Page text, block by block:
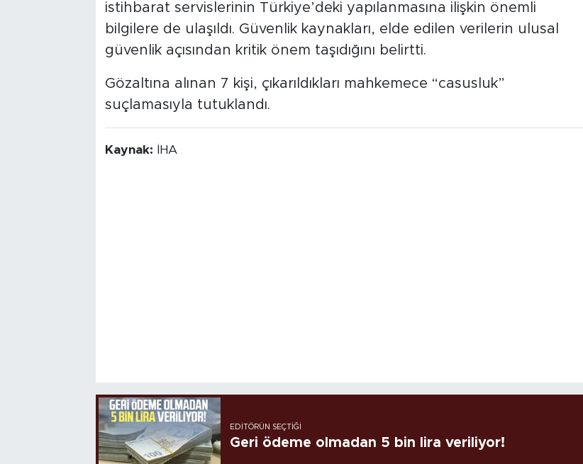
istihbarat servislerinin Türkiye’deki yapılanmasına ilişkin önemli
bilgilere de ulaşıldı. Güvenlik kaynakları, elde edilen verilerin ulusal
güvenlik açısından kritik önem taşıdığını belirtti.
Gözaltına alınan 7 kişi, çıkarıldıkları mahkemece “casusluk”
suçlamasıyla tutuklandı.
Kaynak: İHA
EDITÖRÜN SEÇTIĞI
Geri ödeme olmadan 5 bin lira veriliyor!